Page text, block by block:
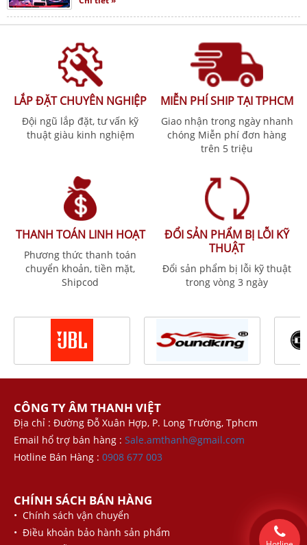
LẮP ĐẶT CHUYÊN NGHIỆP
Đội ngũ lắp đặt, tư vấn kỹ
thuật giàu kinh nghiệm
MIỄN PHÍ SHIP TẠI TPHCM
Giao nhận trong ngày nhanh
chóng Miễn phí đơn hàng
trên 5 triệu
THANH TOÁN LINH HOẠT
Phương thức thanh toán
chuyển khoản, tiền mặt,
Shipcod
ĐỔI SẢN PHẨM BỊ LỖI KỸ
THUẬT
Đổi sản phẩm bị lỗi kỹ thuật
trong vòng 3 ngày
CÔNG TY ÂM THANH VIỆT
Địa chỉ : Đường Đỗ Xuân Hợp, P. Long Trường, Tphcm
Email hổ trợ bán hàng : Sale.amthanh@gmail.com
Hotline Bán Hàng : 0908 677 003
CHÍNH SÁCH BÁN HÀNG
• Chính sách vận chuyển
• Điều khoản bảo hành sản phẩm